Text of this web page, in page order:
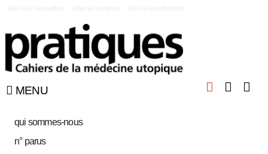
MENU
qui sommes-nous
n° parus